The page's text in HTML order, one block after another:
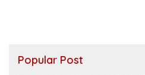
Popular Post